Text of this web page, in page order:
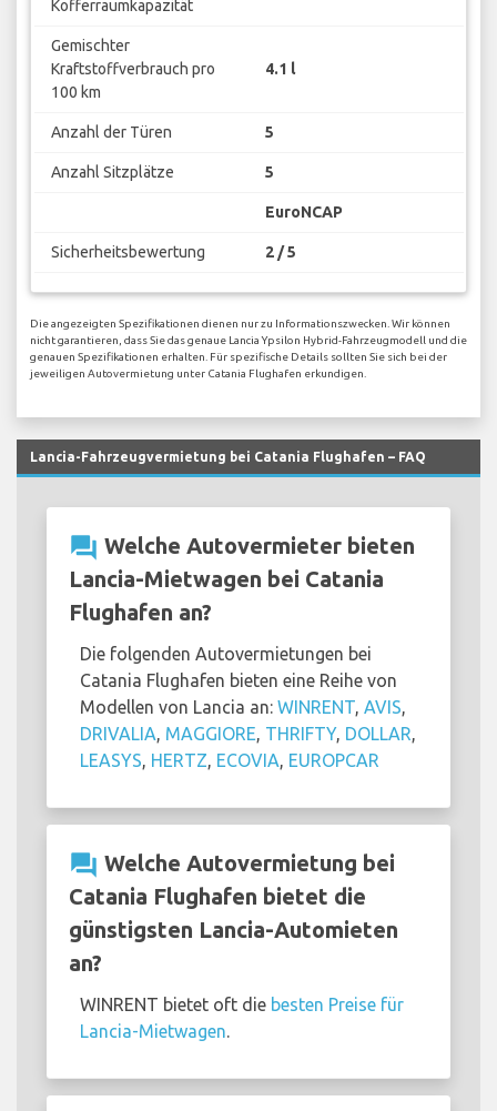
Kofferraumkapazität
Gemischter
Kraftstoffverbrauch pro
100 km
4.1 l
Anzahl der Türen 5
Anzahl Sitzplätze 5
EuroNCAP
Sicherheitsbewertung 2 / 5
Die angezeigten Spezifikationen dienen nur zu Informationszwecken. Wir können
nicht garantieren, dass Sie das genaue Lancia Ypsilon Hybrid-Fahrzeugmodell und die
genauen Spezifikationen erhalten. Für spezifische Details sollten Sie sich bei der
jeweiligen Autovermietung unter Catania Flughafen erkundigen.
Lancia-Fahrzeugvermietung bei Catania Flughafen – FAQ
question_answer Welche Autovermieter bieten
Lancia-Mietwagen bei Catania
Flughafen an?
Die folgenden Autovermietungen bei
Catania Flughafen bieten eine Reihe von
Modellen von Lancia an: WINRENT, AVIS,
DRIVALIA, MAGGIORE, THRIFTY, DOLLAR,
LEASYS, HERTZ, ECOVIA, EUROPCAR
question_answer Welche Autovermietung bei
Catania Flughafen bietet die
günstigsten Lancia-Automieten
an?
WINRENT bietet oft die besten Preise für
Lancia-Mietwagen.